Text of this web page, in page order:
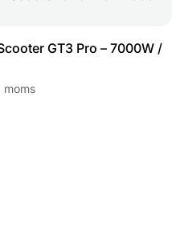
GT3 Pro – 7000W /
moms